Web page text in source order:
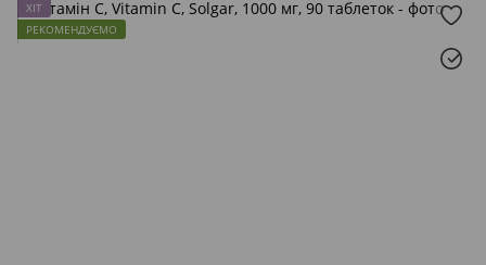
ХІТ
РЕКОМЕНДУЄМО